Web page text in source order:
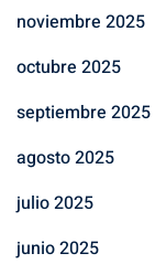
noviembre 2025
octubre 2025
septiembre 2025
agosto 2025
julio 2025
junio 2025